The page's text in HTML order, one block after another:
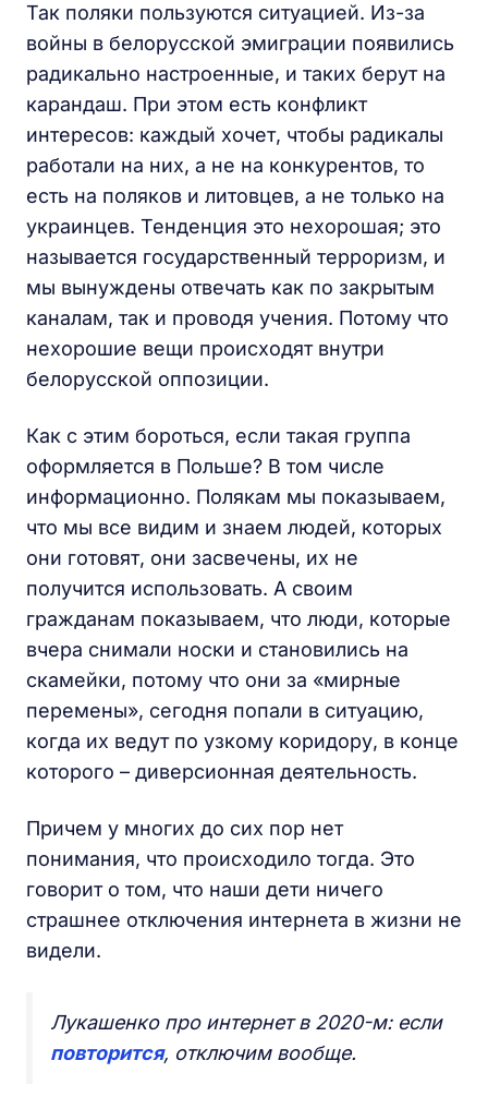
Так поляки пользуются ситуацией. Из-за
войны в белорусской эмиграции появились
радикально настроенные, и таких берут на
карандаш. При этом есть конфликт
интересов: каждый хочет, чтобы радикалы
работали на них, а не на конкурентов, то
есть на поляков и литовцев, а не только на
украинцев. Тенденция это нехорошая; это
называется государственный терроризм, и
мы вынуждены отвечать как по закрытым
каналам, так и проводя учения. Потому что
нехорошие вещи происходят внутри
белорусской оппозиции.
Как с этим бороться, если такая группа
оформляется в Польше? В том числе
информационно. Полякам мы показываем,
что мы все видим и знаем людей, которых
они готовят, они засвечены, их не
получится использовать. А своим
гражданам показываем, что люди, которые
вчера снимали носки и становились на
скамейки, потому что они за «мирные
перемены», сегодня попали в ситуацию,
когда их ведут по узкому коридору, в конце
которого – диверсионная деятельность.
Причем у многих до сих пор нет
понимания, что происходило тогда. Это
говорит о том, что наши дети ничего
страшнее отключения интернета в жизни не
видели.
Лукашенко про интернет в 2020-м: если
повторится, отключим вообще.